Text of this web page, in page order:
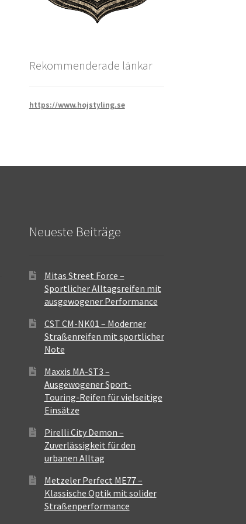
Rekommenderade länkar
https://www.hojstyling.se
Neueste Beiträge
Mitas Street Force –
Sportlicher Alltagsreifen mit
ausgewogener Performance
CST CM-NK01 – Moderner
Straßenreifen mit sportlicher
Note
Maxxis MA-ST3 –
Ausgewogener Sport-
Touring-Reifen für vielseitige
Einsätze
Pirelli City Demon –
Zuverlässigkeit für den
urbanen Alltag
Metzeler Perfect ME77 –
Klassische Optik mit solider
Straßenperformance